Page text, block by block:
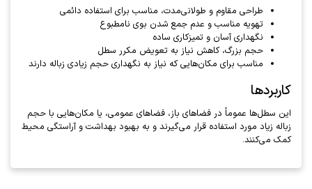
طراحی مقاوم و طولانی‌مدت، مناسب برای استفاده دائمی
تهویه مناسب و عدم جمع شدن بوی نامطبوع
نگهداری آسان و تمیزکاری ساده
حجم بزرگ، کاهش نیاز به تعویض مکرر سطل
مناسب برای مکان‌هایی که نیاز به نگهداری حجم زیادی زباله دارند
کاربردها
این سطل‌ها عموماً در فضاهای باز، فضاهای عمومی، یا مکان‌هایی با حجم
زباله زیاد مورد استفاده قرار می‌گیرند و به بهبود بهداشت و آراستگی محیط
کمک می‌کنند.